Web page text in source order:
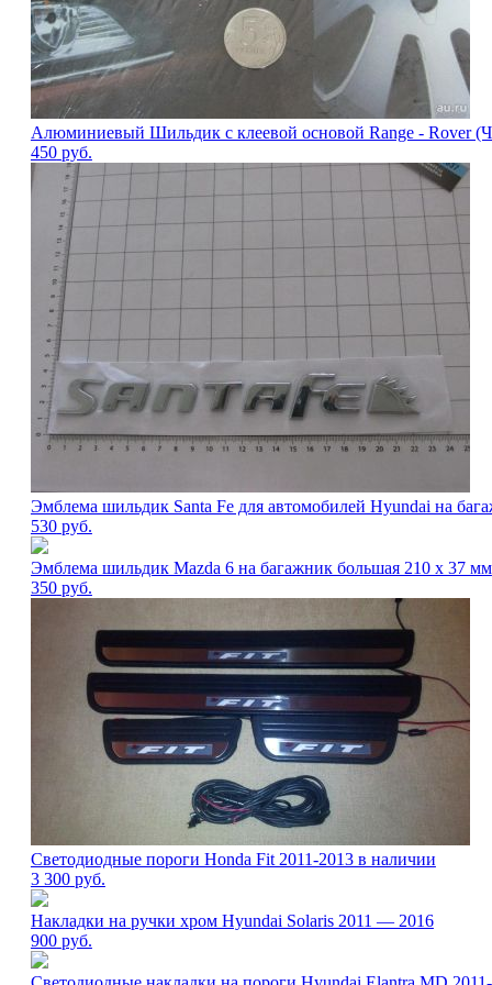
Алюминиевый Шильдик с клеевой основой Range - Rover
450 руб.
Эмблема шильдик Santa Fe для автомобилей Hyundai на
530 руб.
Эмблема шильдик Mazda 6 на багажник большая 210 х 37 мм
350 руб.
Светодиодные пороги Honda Fit 2011-2013 в наличии
3 300 руб.
Накладки на ручки хром Hyundai Solaris 2011 — 2016
900 руб.